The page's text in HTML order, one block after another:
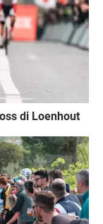
di Loenhout